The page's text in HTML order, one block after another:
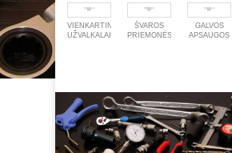
VIENKARTINIAI
UŽVALKALAI
ŠVAROS
PRIEMONĖS
GALVOS
APSAUGOS